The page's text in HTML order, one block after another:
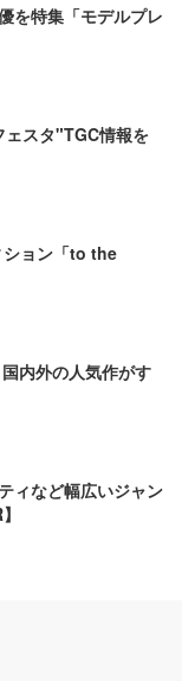
を特集「モデルプレ
スタ"TGC情報を
ョン「to the
内外の人気作がす
ィなど幅広いジャン